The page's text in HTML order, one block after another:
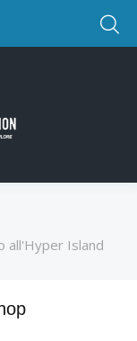
all'Hyper Island